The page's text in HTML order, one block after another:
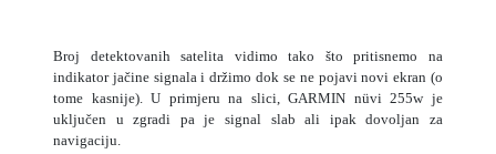
Broj detektovanih satelita vidimo tako što pritisnemo na
indikator jačine signala i držimo dok se ne pojavi novi ekran (o
tome kasnije). U primjeru na slici, GARMIN nüvi 255w je
uključen u zgradi pa je signal slab ali ipak dovoljan za
navigaciju.